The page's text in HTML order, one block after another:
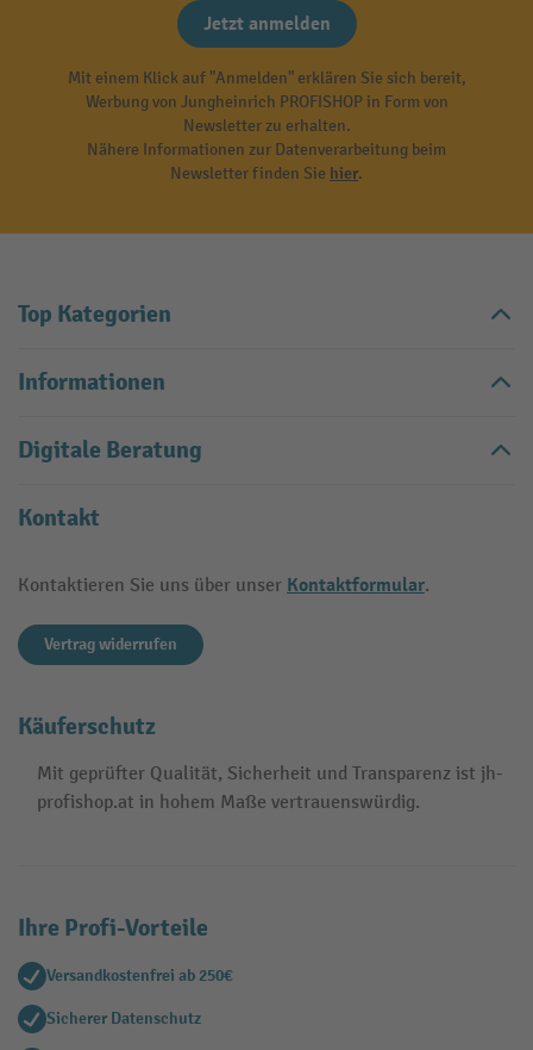
Jetzt anmelden
Mit einem Klick auf "Anmelden" erklären Sie sich bereit,
Werbung von Jungheinrich PROFISHOP in Form von
Newsletter zu erhalten.
Nähere Informationen zur Datenverarbeitung beim
Newsletter finden Sie hier.
Top Kategorien
Informationen
Digitale Beratung
Kontakt
Kontaktieren Sie uns über unser Kontaktformular.
Vertrag widerrufen
Käuferschutz
Mit geprüfter Qualität, Sicherheit und Transparenz ist jh-
profishop.at in hohem Maße vertrauenswürdig.
Ihre Profi-Vorteile
Versandkostenfrei ab 250€
Sicherer Datenschutz